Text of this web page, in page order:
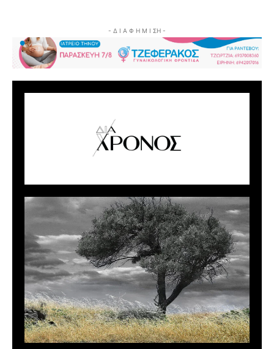
- Δ Ι Α Φ Η Μ Ι ΣΗ -